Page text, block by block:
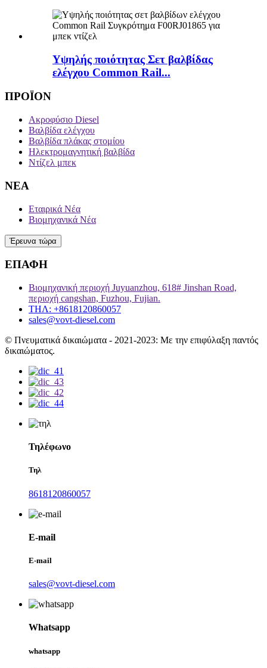
Υψηλής ποιότητας Σετ βαλβίδας
ελέγχου Common Rail...
ΠΡΟΪΟΝ
Ακροφύσιο Diesel
Βαλβίδα ελέγχου
Βαλβίδα πλάκας στομίου
Ηλεκτρομαγνητική βαλβίδα
Ντίζελ μπεκ
ΝΕΑ
Εταιρικά Νέα
Βιομηχανικά Νέα
Έρευνα τώρα
ΕΠΑΦΗ
Βιομηχανική περιοχή Juyuanzhou, 618# Jinshan Road,
περιοχή cangshan, Fuzhou, Fujian.
ΤΗΛ: +8618120860057
sales@vovt-diesel.com
© Πνευματικά δικαιώματα - 2021-2023: Με την επιφύλαξη παντός
δικαιώματος.
Τηλέφωνο
Τηλ
8618120860057
E-mail
E-mail
sales@vovt-diesel.com
Whatsapp
whatsapp